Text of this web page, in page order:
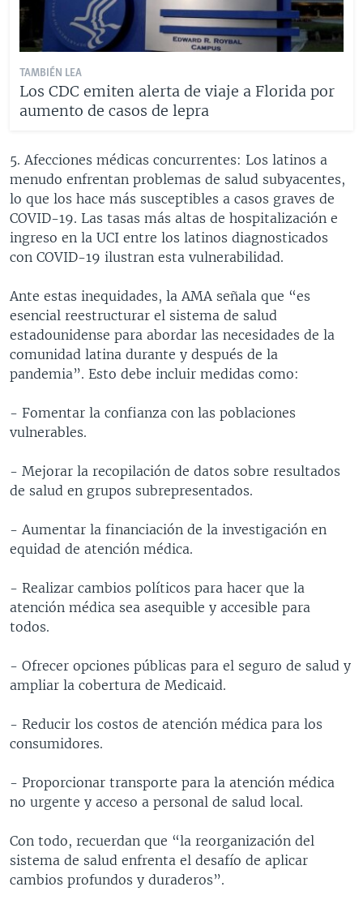
TAMBIÉN LEA
Los CDC emiten alerta de viaje a Florida por
aumento de casos de lepra
5. Afecciones médicas concurrentes: Los latinos a
menudo enfrentan problemas de salud subyacentes,
lo que los hace más susceptibles a casos graves de
COVID-19. Las tasas más altas de hospitalización e
ingreso en la UCI entre los latinos diagnosticados
con COVID-19 ilustran esta vulnerabilidad.
Ante estas inequidades, la AMA señala que “es
esencial reestructurar el sistema de salud
estadounidense para abordar las necesidades de la
comunidad latina durante y después de la
pandemia”. Esto debe incluir medidas como:
- Fomentar la confianza con las poblaciones
vulnerables.
- Mejorar la recopilación de datos sobre resultados
de salud en grupos subrepresentados.
- Aumentar la financiación de la investigación en
equidad de atención médica.
- Realizar cambios políticos para hacer que la
atención médica sea asequible y accesible para
todos.
- Ofrecer opciones públicas para el seguro de salud y
ampliar la cobertura de Medicaid.
- Reducir los costos de atención médica para los
consumidores.
- Proporcionar transporte para la atención médica
no urgente y acceso a personal de salud local.
Con todo, recuerdan que “la reorganización del
sistema de salud enfrenta el desafío de aplicar
cambios profundos y duraderos”.